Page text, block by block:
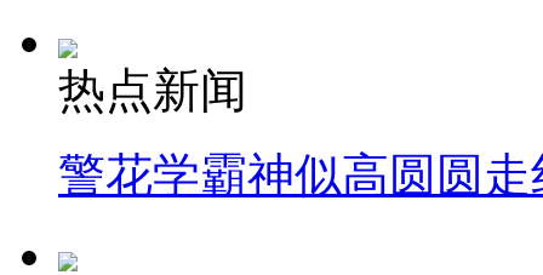
热点新闻
警花学霸神似高圆圆走